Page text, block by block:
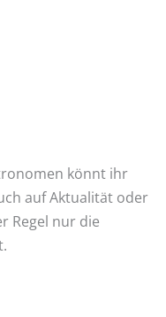
könnt ihr
auf Aktualität oder
Regel nur die